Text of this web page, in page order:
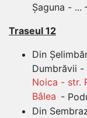
Șaguna - ...
Traseul 12
Din
Dumbrăvii -
Noica - str.
Bâlea -
Din